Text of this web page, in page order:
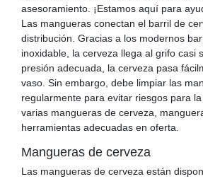
asesoramiento. ¡Estamos aquí para
Las mangueras conectan el barril de
distribución. Gracias a los modernos
inoxidable, la cerveza llega al grifo casi
presión adecuada, la cerveza pasa
vaso. Sin embargo, debe limpiar las
regularmente para evitar riesgos para
varias mangueras de cerveza,
herramientas adecuadas en oferta.
Mangueras de cerveza
Las mangueras de cerveza están